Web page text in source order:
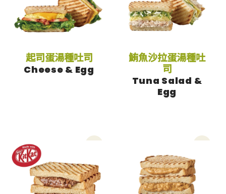
起司蛋湯種吐司
Cheese & Egg
鮪魚沙拉蛋湯種吐
司
Tuna Salad &
Egg